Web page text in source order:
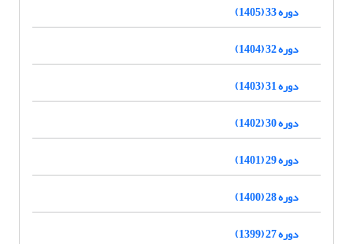
دوره 33 (1405)
دوره 32 (1404)
دوره 31 (1403)
دوره 30 (1402)
دوره 29 (1401)
دوره 28 (1400)
دوره 27 (1399)